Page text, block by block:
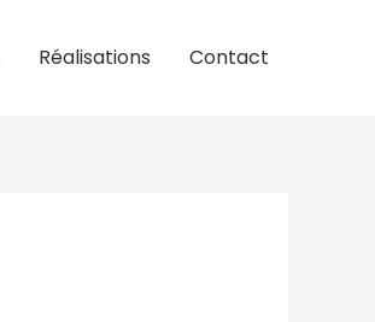
Réalisations Contact